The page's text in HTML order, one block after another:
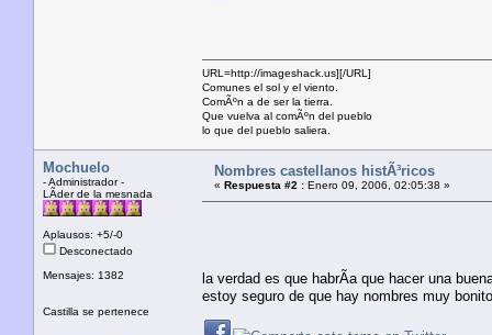
URL=http://imageshack.us][/URL]
Comunes el sol y el viento.
ComÃºn a de ser la tierra.
Que vuelva al comÃºn del pueblo
lo que del pueblo saliera.
Mochuelo
- Administrador -
LÃ­der de la mesnada
Aplausos: +5/-0
Desconectado
Mensajes: 1382
Castilla se pertenece
Nombres castellanos histÃ³ricos
« Respuesta #2 : Enero 09, 2006, 02:05:38 »
la verdad es que habrÃ­a que hacer una
estoy seguro de que hay nombres muy